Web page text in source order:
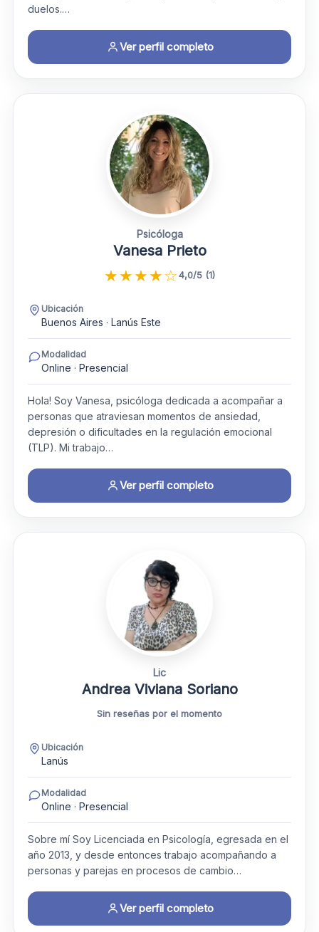
duelos.…
Ver perfil completo
Psicóloga
Vanesa Prieto
★★★★☆4,0/5 (1)
Ubicación
Buenos Aires · Lanús Este
Modalidad
Online · Presencial
Hola! Soy Vanesa, psicóloga dedicada a acompañar a
personas que atraviesan momentos de ansiedad,
depresión o dificultades en la regulación emocional
(TLP). Mi trabajo…
Ver perfil completo
Lic
Andrea Viviana Soriano
Sin reseñas por el momento
Ubicación
Lanús
Modalidad
Online · Presencial
Sobre mí Soy Licenciada en Psicología, egresada en el
año 2013, y desde entonces trabajo acompañando a
personas y parejas en procesos de cambio…
Ver perfil completo